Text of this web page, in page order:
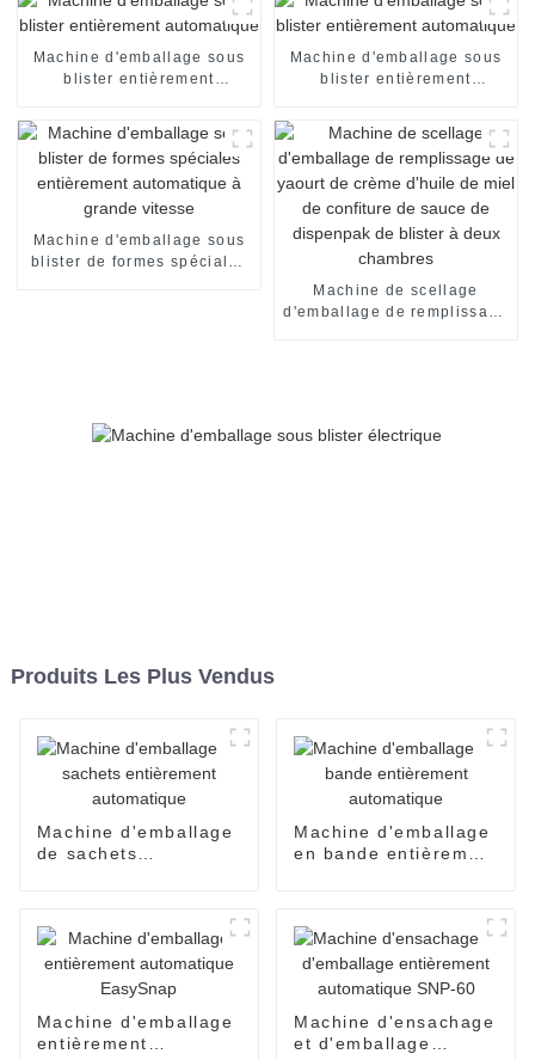
d'emballage encartonneuse
automatique machine de
mise en carton
Machine d'emballage sous
blister entièrement
Machine d'emballage sous
blister entièrement
Machine d'emballage sous
blister de formes spéciales
Machine de scellage
d'emballage de remplissage
Produits Les Plus Vendus
Machine d'emballage
de sachets
Machine d'emballage
en bande entièrement
Machine d'emballage
entièrement
Machine d'ensachage
et d'emballage